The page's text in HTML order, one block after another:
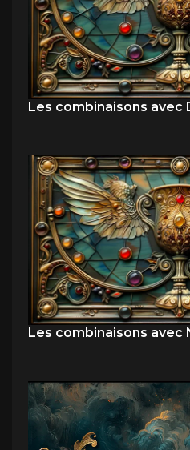
Les combinaisons avec
Les combinaisons avec